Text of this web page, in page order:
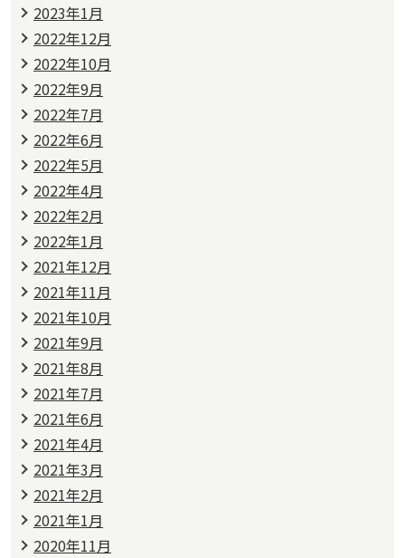
2023年1月
2022年12月
2022年10月
2022年9月
2022年7月
2022年6月
2022年5月
2022年4月
2022年2月
2022年1月
2021年12月
2021年11月
2021年10月
2021年9月
2021年8月
2021年7月
2021年6月
2021年4月
2021年3月
2021年2月
2021年1月
2020年11月